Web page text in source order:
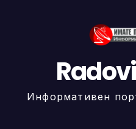
Информативен